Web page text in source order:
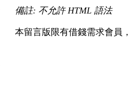
備註: 不允許 HTML 語法
本留言版限有借錢需求會員，